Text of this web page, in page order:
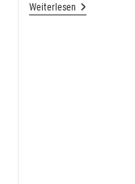
WeiterlesenMein